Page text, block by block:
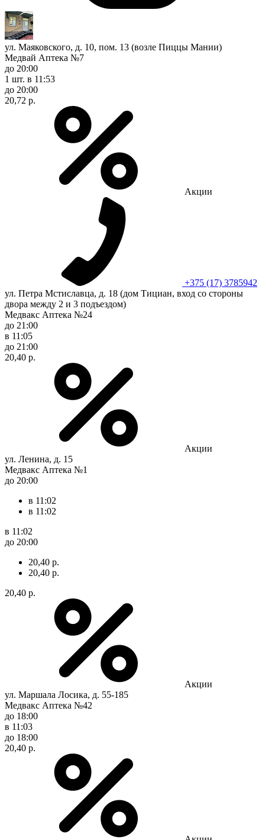
ул. Маяковского, д. 10, пом. 13 (возле Пиццы Мании)
Медвай Аптека №7
до 20:00
1 шт. в 11:53
до 20:00
20,72 р.
Акции
+375 (17) 3785942
ул. Петра Мстиславца, д. 18 (дом Тициан, вход со стороны
двора между 2 и 3 подъездом)
Медвакс Аптека №24
до 21:00
в 11:05
до 21:00
20,40 р.
Акции
ул. Ленина, д. 15
Медвакс Аптека №1
до 20:00
в 11:02
в 11:02
в 11:02
до 20:00
20,40 р.
20,40 р.
20,40 р.
Акции
ул. Маршала Лосика, д. 55-185
Медвакс Аптека №42
до 18:00
в 11:03
до 18:00
20,40 р.